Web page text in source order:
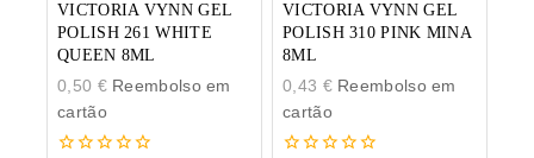
VICTORIA VYNN GEL
POLISH 261 WHITE
QUEEN 8ML
0,50 €Reembolso em
cartão
VICTORIA VYNN GEL
POLISH 310 PINK MINA
8ML
0,43 €Reembolso em
cartão